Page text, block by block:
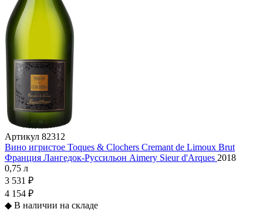
Артикул 82312
Вино игристое Toques & Clochers Cremant de Limoux Brut
Франция Лангедок-Руссильон Aimery Sieur d'Arques 2018
0,75 л
3 531 ₽
4 154 ₽
◆ В наличии на складе